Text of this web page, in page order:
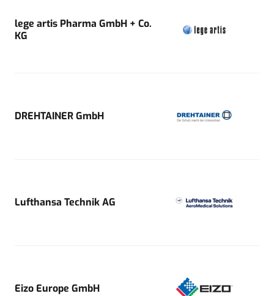
lege artis Pharma GmbH + Co.
KG
DREHTAINER GmbH
Lufthansa Technik AG
Eizo Europe GmbH